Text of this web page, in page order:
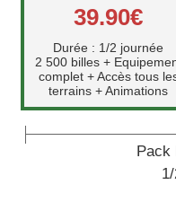
39.90€
Durée : 1/2 journée
2 500 billes +
complet + Accès tous
terrains + Animations
Pack